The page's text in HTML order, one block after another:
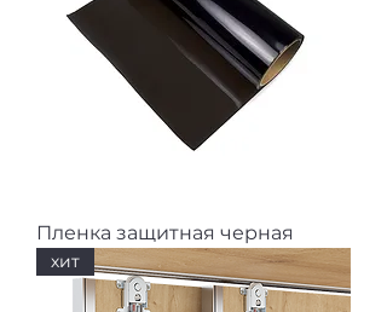
Пленка защитная черная
хит